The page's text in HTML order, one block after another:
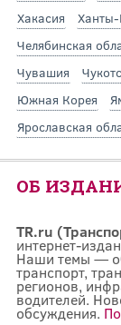
Хакасия
Челябинская
Чувашия
Южная Корея
Ярославская
ОБ
TR.ru
интернет-
Наши темы —
транспорт,
регионов,
водителей.
обсуждения.